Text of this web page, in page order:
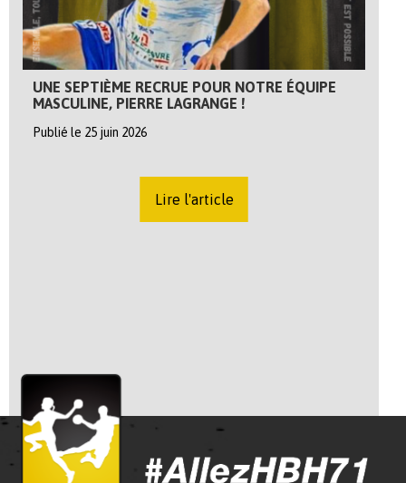
UNE SEPTIÈME RECRUE POUR NOTRE ÉQUIPE
MASCULINE, PIERRE LAGRANGE !
Publié le 25 juin 2026
Lire l'article